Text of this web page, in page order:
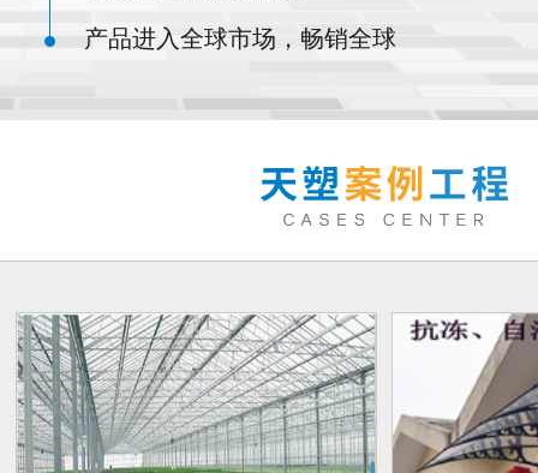
产品进入全球市场，畅销全球